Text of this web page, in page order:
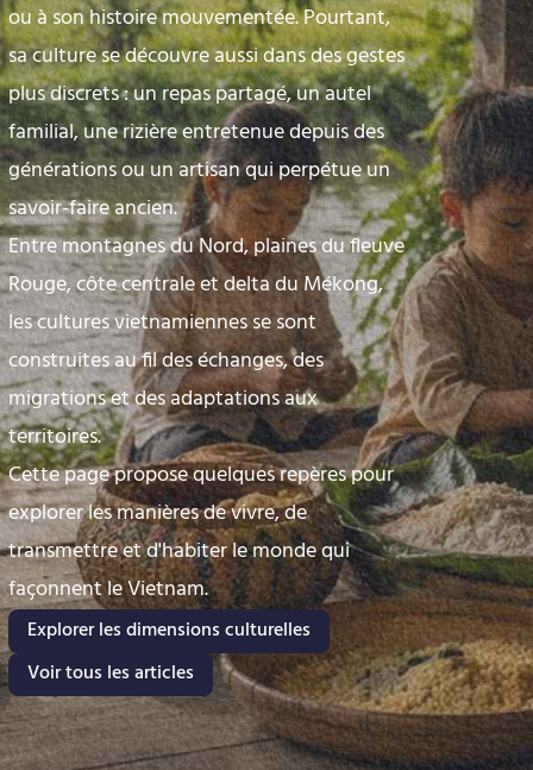
ou à son histoire mouvementée. Pourtant,
sa culture se découvre aussi dans des gestes
plus discrets : un repas partagé, un autel
familial, une rizière entretenue depuis des
générations ou un artisan qui perpétue un
savoir-faire ancien.
Entre montagnes du Nord, plaines du fleuve
Rouge, côte centrale et delta du Mékong,
les cultures vietnamiennes se sont
construites au fil des échanges, des
migrations et des adaptations aux
territoires.
Cette page propose quelques repères pour
explorer les manières de vivre, de
transmettre et d'habiter le monde qui
façonnent le Vietnam.
Explorer les dimensions culturelles
Voir tous les articles